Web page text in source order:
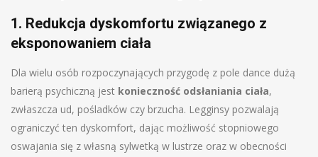
1. Redukcja dyskomfortu związanego z
eksponowaniem ciała
Dla wielu osób rozpoczynających przygodę z pole dance dużą
barierą psychiczną jest konieczność odsłaniania ciała,
zwłaszcza ud, pośladków czy brzucha. Legginsy pozwalają
ograniczyć ten dyskomfort, dając możliwość stopniowego
oswajania się z własną sylwetką w lustrze oraz w obecności